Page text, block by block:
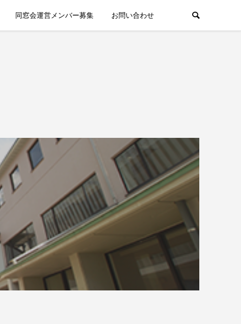
同窓会運営メンバー募集 お問い合わせ